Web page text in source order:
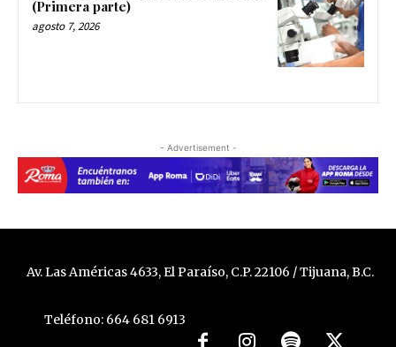
(Primera parte)
agosto 7, 2026
- Advertisement -
Av. Las Américas 4633, El Paraíso, C.P. 22106 / Tijuana, B.C.
Teléfono: 664 681 6913